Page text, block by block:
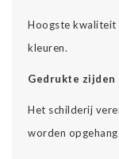
Hoogste kwaliteit
kleuren.
Gedrukte zijden
Het schilderij
worden